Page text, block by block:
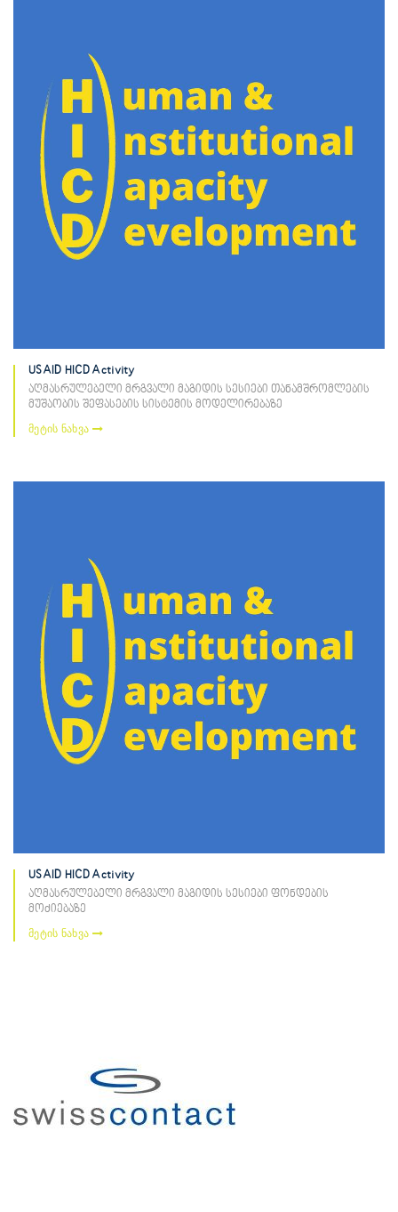
USAID HICD Activity
აღმასრულებელი მრგვალი მაგიდის სესიები თანამშრომლების
მუშაობის შეფასების სისტემის მოდელირებაზე
მეტის ნახვა
USAID HICD Activity
აღმასრულებელი მრგვალი მაგიდის სესიები ფონდების
მოძიებაზე
მეტის ნახვა